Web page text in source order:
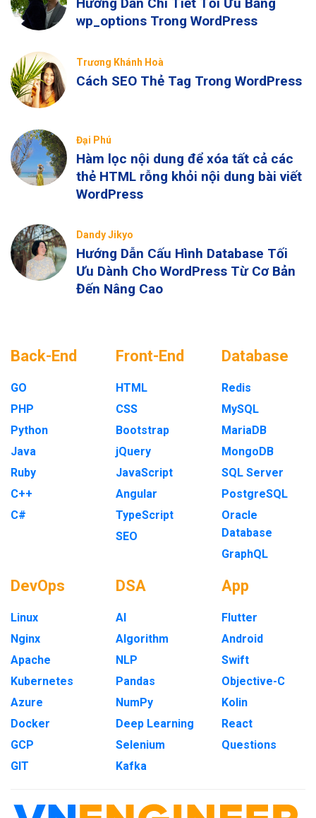
wp_options Trong WordPress
Trương Khánh Hoà
Cách SEO Thẻ Tag Trong WordPress
Đại Phú
Hàm lọc nội dung để xóa tất cả các
thẻ HTML rỗng khỏi nội dung bài viết
WordPress
Dandy Jikyo
Hướng Dẫn Cấu Hình Database Tối
Ưu Dành Cho WordPress Từ Cơ Bản
Đến Nâng Cao
Back-End
GO
PHP
Python
Java
Ruby
C++
C#
Front-End
HTML
CSS
Bootstrap
jQuery
JavaScript
Angular
TypeScript
SEO
Database
Redis
MySQL
MariaDB
MongoDB
SQL Server
PostgreSQL
Oracle
Database
GraphQL
DevOps
Linux
Nginx
Apache
Kubernetes
Azure
Docker
GCP
GIT
DSA
AI
Algorithm
NLP
Pandas
NumPy
Deep Learning
Selenium
Kafka
App
Flutter
Android
Swift
Objective-C
Kolin
React
Questions